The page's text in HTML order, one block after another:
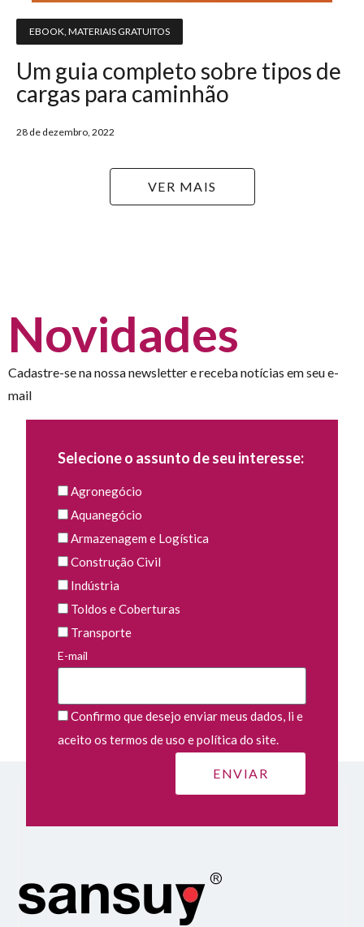
EBOOK MATERIAIS GRATUITOS
Um guia completo sobre tipos de
cargas para caminhão
28 de dezembro, 2022
VER MAIS
Novidades
Cadastre-se na nossa newsletter e receba notícias em seu e-
mail
Selecione o assunto de seu interesse:
Agronegócio
Aquanegócio
Armazenagem e Logística
Construção Civil
Indústria
Toldos e Coberturas
Transporte
E-mail
Confirmo que desejo enviar meus dados, li e
aceito os termos de uso e política do site.